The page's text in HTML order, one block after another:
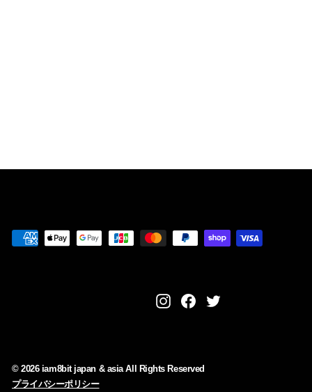
Instagram
Facebook
Twitter
© 2026 iam8bit japan & asia All Rights Reserved
プライバシーポリシー